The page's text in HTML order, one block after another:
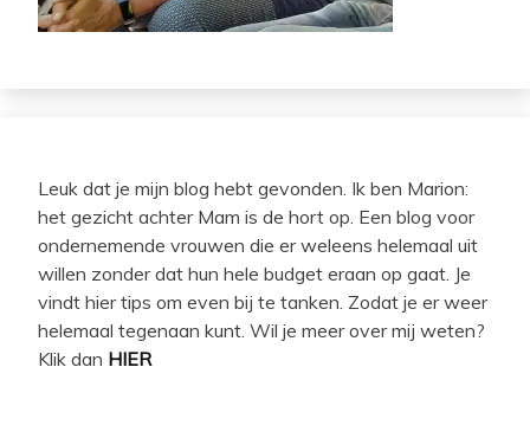
Leuk dat je mijn blog hebt gevonden. Ik ben Marion:
het gezicht achter Mam is de hort op. Een blog voor
ondernemende vrouwen die er weleens helemaal uit
willen zonder dat hun hele budget eraan op gaat. Je
vindt hier tips om even bij te tanken. Zodat je er weer
helemaal tegenaan kunt. Wil je meer over mij weten?
Klik dan HIER